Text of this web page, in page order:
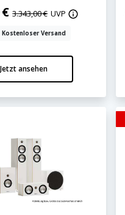
€3.343,00 € UVP
Kostenloser Versand
Jetzt ansehen